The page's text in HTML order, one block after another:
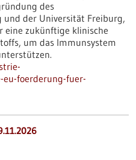
des
der Universität Freiburg,
eine zukünftige klinische
um das Immunsystem
foerderung-fuer-